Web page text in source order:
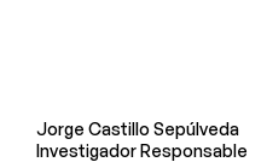
Jorge Castillo Sepúlveda
Investigador Responsable